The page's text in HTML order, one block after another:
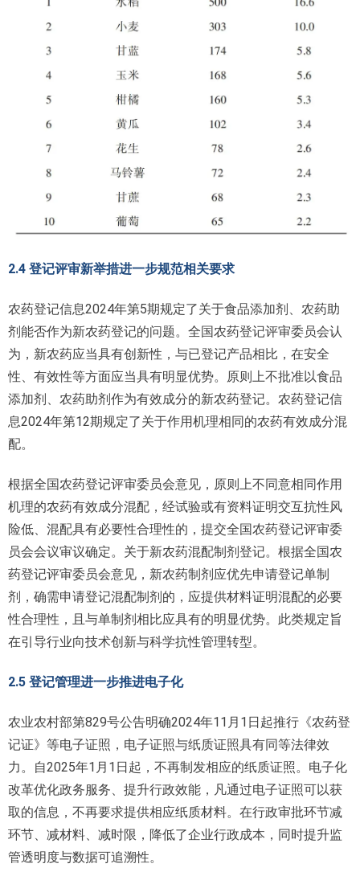
2.4 登记评审新举措进一步规范相关要求
农药登记信息2024年第5期规定了关于食品添加剂、农药助
剂能否作为新农药登记的问题。全国农药登记评审委员会认
为，新农药应当具有创新性，与已登记产品相比，在安全
性、有效性等方面应当具有明显优势。原则上不批准以食品
添加剂、农药助剂作为有效成分的新农药登记。农药登记信
息2024年第12期规定了关于作用机理相同的农药有效成分混
配。
根据全国农药登记评审委员会意见，原则上不同意相同作用
机理的农药有效成分混配，经试验或有资料证明交互抗性风
险低、混配具有必要性合理性的，提交全国农药登记评审委
员会会议审议确定。关于新农药混配制剂登记。根据全国农
药登记评审委员会意见，新农药制剂应优先申请登记单制
剂，确需申请登记混配制剂的，应提供材料证明混配的必要
性合理性，且与单制剂相比应具有的明显优势。此类规定旨
在引导行业向技术创新与科学抗性管理转型。
2.5 登记管理进一步推进电子化
农业农村部第829号公告明确2024年11月1日起推行《农药登
记证》等电子证照，电子证照与纸质证照具有同等法律效
力。自2025年1月1日起，不再制发相应的纸质证照。电子化
改革优化政务服务、提升行政效能，凡通过电子证照可以获
取的信息，不再要求提供相应纸质材料。在行政审批环节减
环节、减材料、减时限，降低了企业行政成本，同时提升监
管透明度与数据可追溯性。